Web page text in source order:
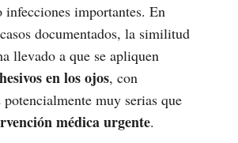
infecciones importantes. En
documentados, la similitud
llevado a que se apliquen
en los ojos, con
potencialmente muy serias que
médica urgente.